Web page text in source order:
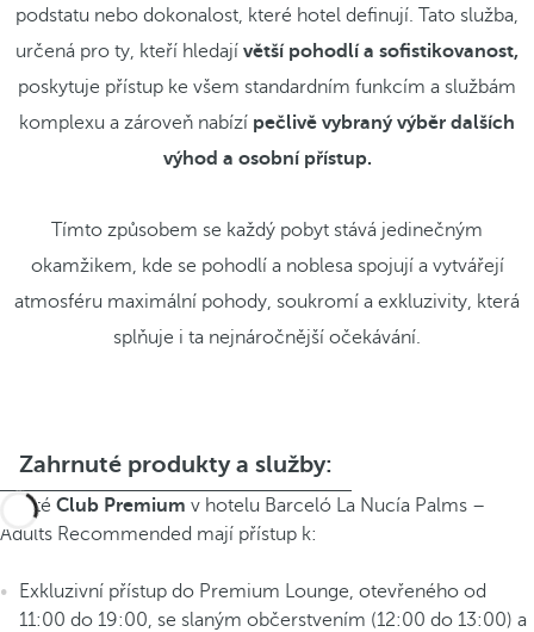
podstatu nebo dokonalost, které hotel definují. Tato služba,
určená pro ty, kteří hledají větší pohodlí a sofistikovanost,
poskytuje přístup ke všem standardním funkcím a službám
komplexu a zároveň nabízí pečlivě vybraný výběr dalších
výhod a osobní přístup.
Tímto způsobem se každý pobyt stává jedinečným
okamžikem, kde se pohodlí a noblesa spojují a vytvářejí
atmosféru maximální pohody, soukromí a exkluzivity, která
splňuje i ta nejnáročnější očekávání.
Zahrnuté produkty a služby:
Hosté Club Premium v hotelu Barceló La Nucía Palms –
Adults Recommended mají přístup k:
Exkluzivní přístup do Premium Lounge, otevřeného od
11:00 do 19:00, se slaným občerstvením (12:00 do 13:00) a